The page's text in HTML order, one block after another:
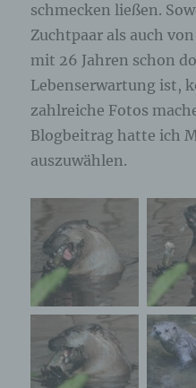
schmecken ließen.
Zuchtpaar als auch
mit 26 Jahren schon
Lebenserwartung ist,
zahlreiche Fotos
Blogbeitrag hatte ich
auszuwählen.